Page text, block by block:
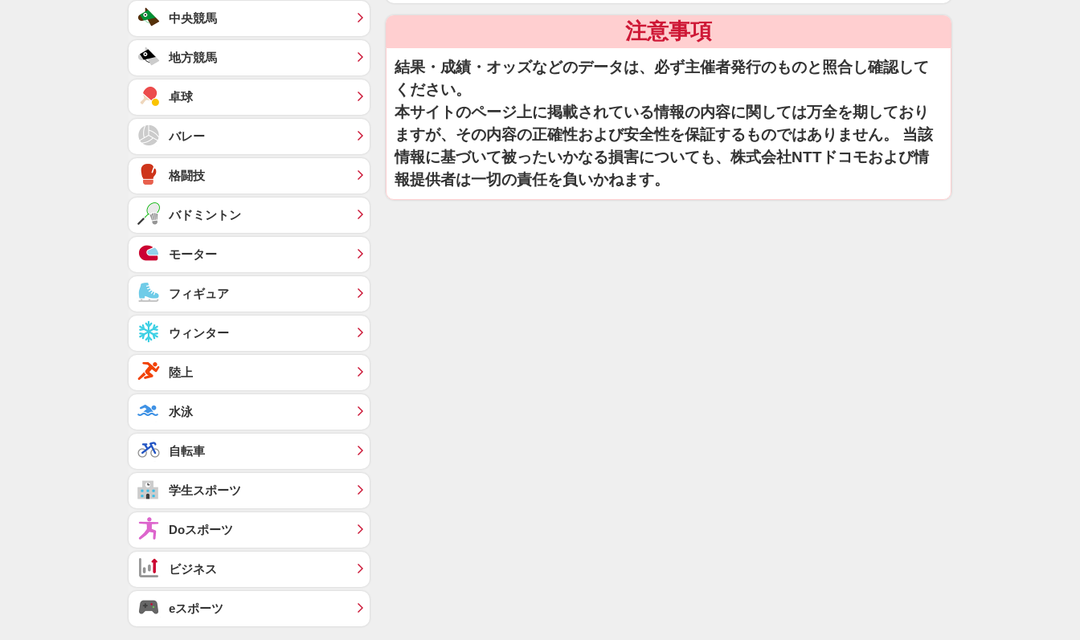
注意事項
結果・成績・オッズなどのデータは、必ず主催者発行のものと照合し確認して
ください。
本サイトのページ上に掲載されている情報の内容に関しては万全を期しており
ますが、その内容の正確性および安全性を保証するものではありません。 当該
情報に基づいて被ったいかなる損害についても、株式会社NTTドコモおよび情
報提供者は一切の責任を負いかねます。
中央競馬
地方競馬
卓球
バレー
格闘技
バドミントン
モーター
フィギュア
ウィンター
陸上
水泳
自転車
学生スポーツ
Doスポーツ
ビジネス
eスポーツ